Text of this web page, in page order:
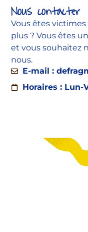
Nous contacter
Vous êtes victimes
plus ? Vous êtes
et vous souhaitez
nous.
E-mail :
Horaires : Lun-